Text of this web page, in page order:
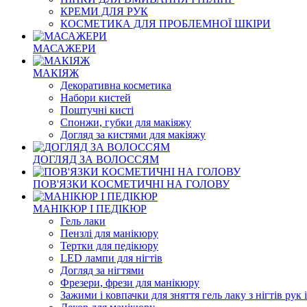
КРЕМИ ДЛЯ РУК
КОСМЕТИКА ДЛЯ ПРОБЛЕМНОЇ ШКІРИ
МАСАЖЕРИ
МАКІЯЖ
Декоративна косметика
Набори кистей
Поштучні кисті
Спонжи, губки для макіяжу
Догляд за кистями для макіяжу
ДОГЛЯД ЗА ВОЛОССЯМ
ПОВ'ЯЗКИ КОСМЕТИЧНІ НА ГОЛОВУ
МАНІКЮР І ПЕДІКЮР
Гель лаки
Пензлі для манікюру
Тертки для педікюру
LED лампи для нігтів
Догляд за нігтями
Фрезери, фрези для манікюру
Зажими і ковпачки для зняття гель лаку з нігтів рук